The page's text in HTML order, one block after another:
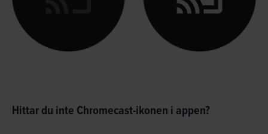
Hittar du inte Chromecast-ikonen i appen?